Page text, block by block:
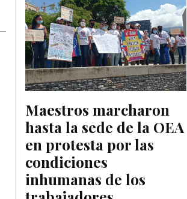
Maestros marcharon
hasta la sede de la OEA
en protesta por las
condiciones
inhumanas de los